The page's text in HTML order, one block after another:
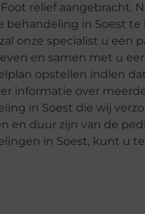
relief aangebracht.
behandeling in Soest te
onze specialist u een
en samen met u
opstellen indien
informatie over
in Soest die wij
en duur zijn van de
in Soest, kunt u